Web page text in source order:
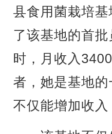
县食用菌栽培
了该基地的首
时，月收入
者，她是基地
不仅能增加收入